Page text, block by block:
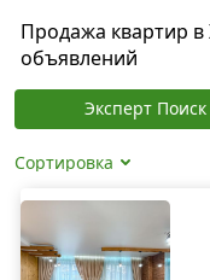
Продажа квартир
объявлений
Эксперт Поиск
Сортировка